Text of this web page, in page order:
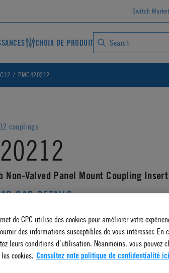
Switch Market
CHOIX DE PRODUIT
PMC420212
couplings
Non-Valved Panel Mount Coupling Insert
CAD DETAILS
Finish Pressure
de CPC utilise des cookies pour améliorer votre
des informations susceptibles de vous intéresser. En
leurs conditions d’utilisation. Néanmoins, vous pouvez
cookies. Consultez note politique de confidentialité